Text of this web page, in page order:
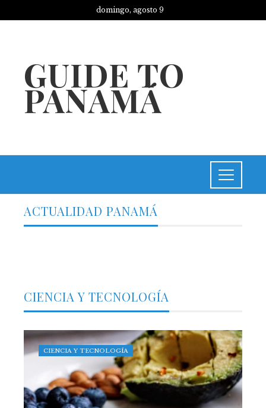
domingo, agosto 9
GUIDE TO
PANAMÁ
ACTUALIDAD PANAMÁ
CIENCIA Y TECNOLOGÍA
CIENCIA Y TECNOLOGÍA